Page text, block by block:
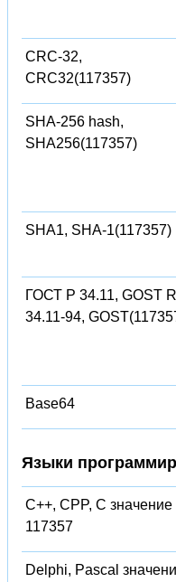
CRC-32,
CRC32(117357)
SHA-256 hash,
SHA256(117357)
SHA1, SHA-1(117357)
ГОСТ Р 34.11, GOST R
34.11-94,
Base64
Языки
C++, CPP, C значение
117357
Delphi, Pascal